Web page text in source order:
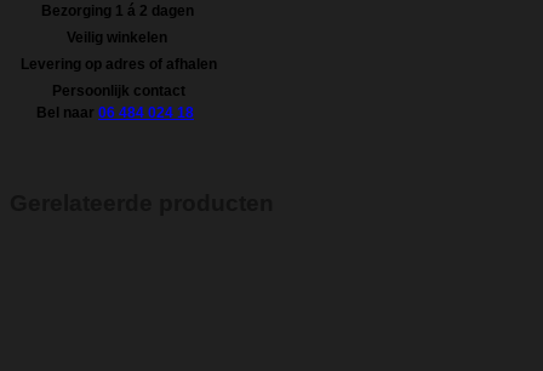
Bezorging 1 á 2 dagen
Veilig winkelen
Levering op adres of afhalen
Persoonlijk contact
Bel naar 06 484 024 18